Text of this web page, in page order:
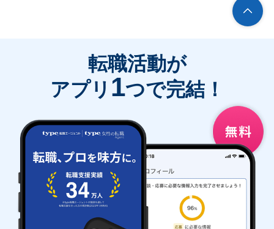
転職活動が
アプリ 1つで完結！